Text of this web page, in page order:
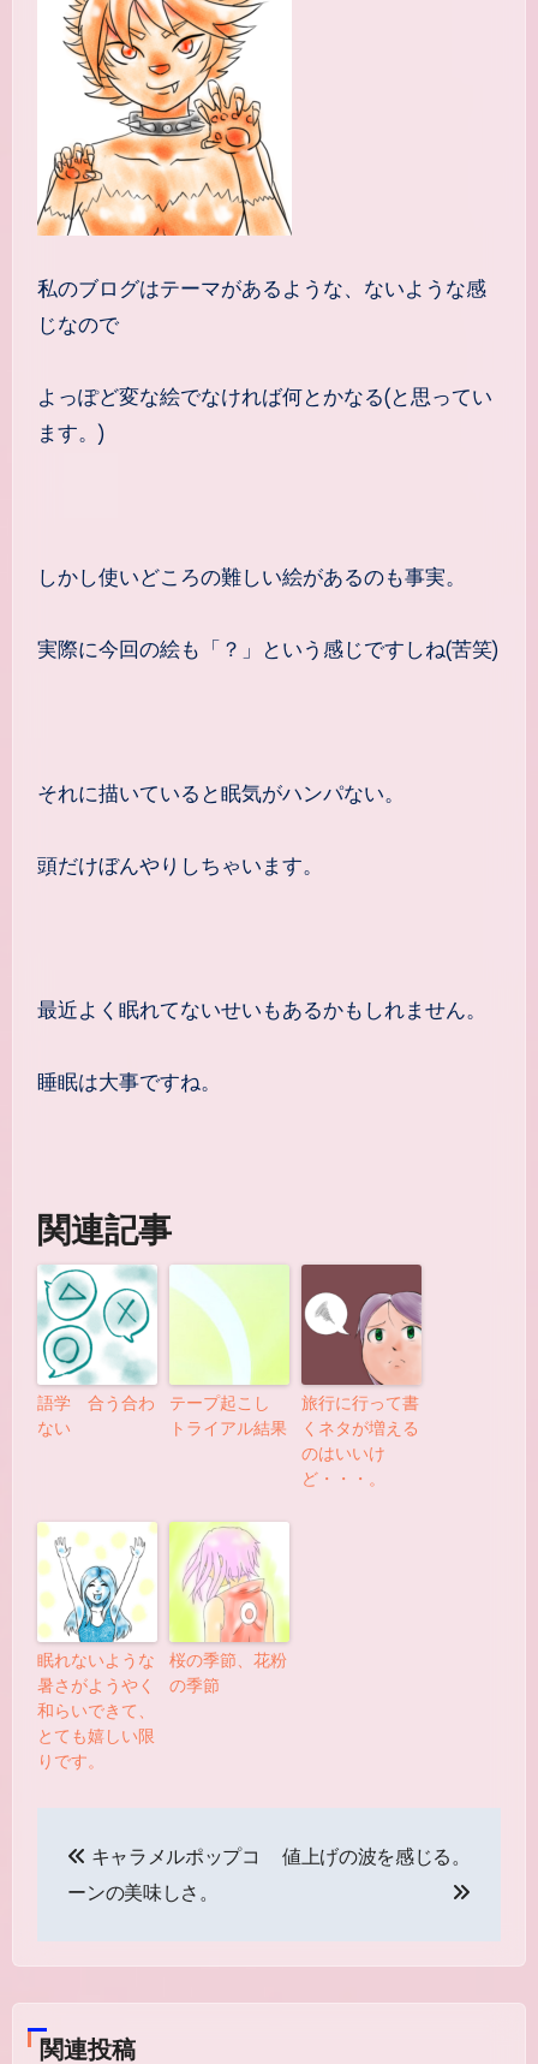
私のブログはテーマがあるような、ないような感
じなので
よっぽど変な絵でなければ何とかなる(と思ってい
ます。)
しかし使いどころの難しい絵があるのも事実。
実際に今回の絵も「？」という感じですしね(苦笑)
それに描いていると眠気がハンパない。
頭だけぼんやりしちゃいます。
最近よく眠れてないせいもあるかもしれません。
睡眠は大事ですね。
関連記事
語学 合う合わ
ない
テープ起こし
トライアル結果
旅行に行って書
くネタが増える
のはいいけ
ど・・・。
眠れないような
暑さがようやく
和らいできて、
とても嬉しい限
りです。
桜の季節、花粉
の季節
稿
ビ
ゲ
キャラメルポップコ
ーンの美味しさ。
値上げの波を感じる。
関連投稿